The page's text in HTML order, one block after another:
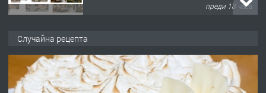
преди 18 часа
537 426
преди 18 часа
Случайна рецепта